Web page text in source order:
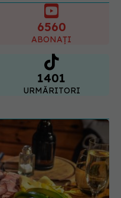
6560
ABONAȚI
1401
URMĂRITORI